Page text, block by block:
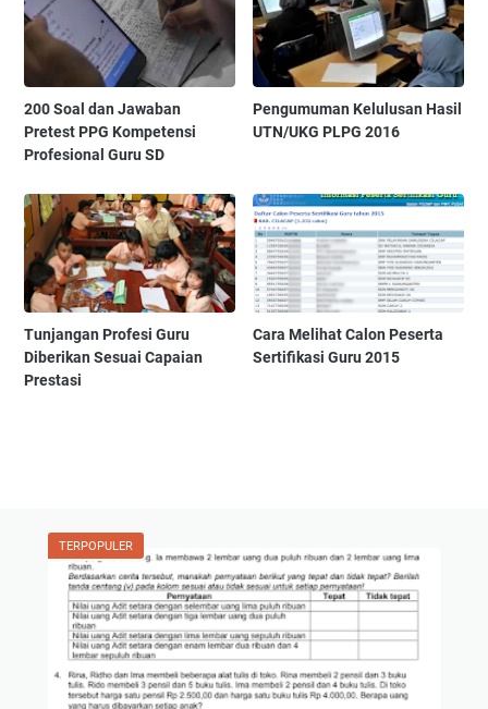
200 Soal dan Jawaban
Pretest PPG Kompetensi
Profesional Guru SD
Pengumuman Kelulusan Hasil
UTN/UKG PLPG 2016
Tunjangan Profesi Guru
Diberikan Sesuai Capaian
Prestasi
Cara Melihat Calon Peserta
Sertifikasi Guru 2015
TERPOPULER